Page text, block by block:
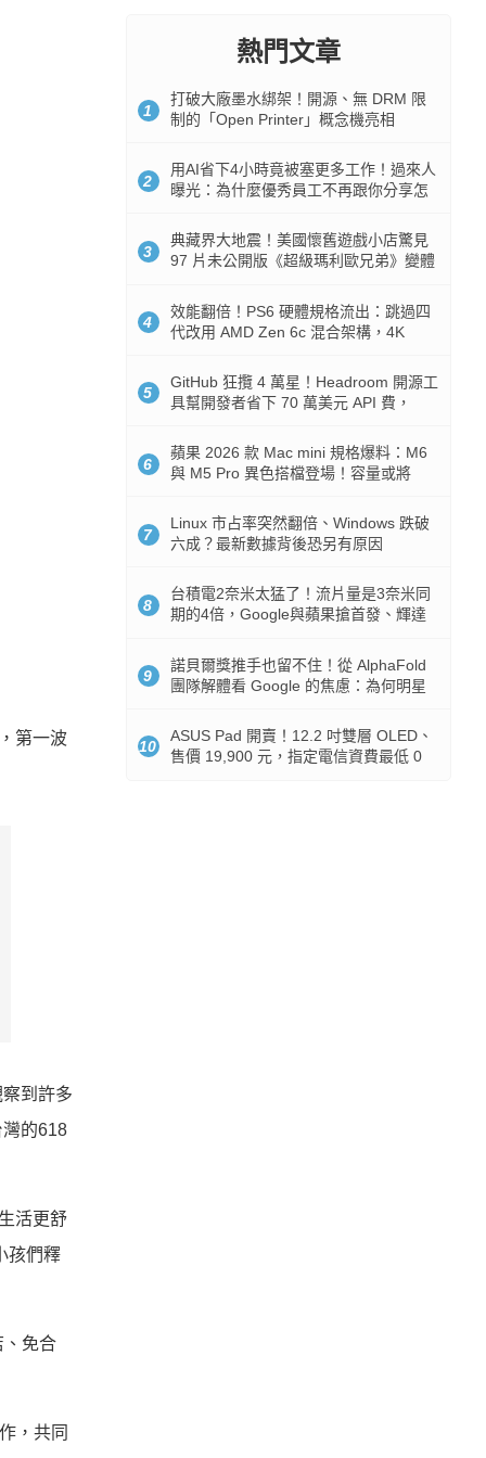
第一波
到許多
的618
活更舒
孩們釋
、免合
，共同
熱門文章
1
打破大廠墨水綁架！開源、無 DRM 限
制的「Open Printer」概念機亮相
2
用AI省下4小時竟被塞更多工作！過來人
曝光：為什麼優秀員工不再跟你分享怎
3
典藏界大地震！美國懷舊遊戲小店驚見
97 片未公開版《超級瑪利歐兄弟》變體
4
效能翻倍！PS6 硬體規格流出：跳過四
代改用 AMD Zen 6c 混合架構，4K
5
GitHub 狂攬 4 萬星！Headroom 開源工
具幫開發者省下 70 萬美元 API 費，
6
蘋果 2026 款 Mac mini 規格爆料：M6
與 M5 Pro 異色搭檔登場！容量或將
7
Linux 市占率突然翻倍、Windows 跌破
六成？最新數據背後恐另有原因
8
台積電2奈米太猛了！流片量是3奈米同
期的4倍，Google與蘋果搶首發、輝達
9
諾貝爾獎推手也留不住！從 AlphaFold
團隊解體看 Google 的焦慮：為何明星
10
ASUS Pad 開賣！12.2 吋雙層 OLED、
售價 19,900 元，指定電信資費最低 0